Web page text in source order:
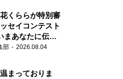
くららが特別審
セイコンテスト
まあなたに伝え
部 2026.08.04
まっておりま